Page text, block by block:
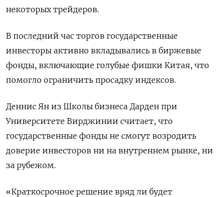
некоторых трейдеров.
В последний час торгов государственные
инвесторы активно вкладывались в биржевые
фонды, включающие голубые фишки Китая, что
помогло ограничить просадку индексов.
Деннис Ян из Школы бизнеса Дарден при
Университете Вирджинии считает, что
государственные фонды не смогут возродить
доверие инвесторов ни на внутреннем рынке, ни
за рубежом.
«Краткосрочное решение вряд ли будет